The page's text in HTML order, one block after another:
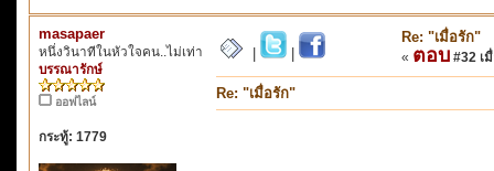
masapaer
หนึ่งวินาทีในหัวใจคน..ไม่เท่า
บรรณารักษ์
ออฟไลน์
กระทู้: 1779
Re: "เมื่อรัก"
« ตอบ #32 เ
Re: "เมื่อรัก"